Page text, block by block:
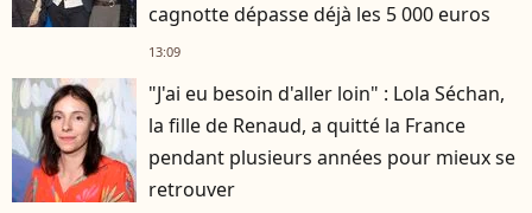
cagnotte dépasse déjà les 5 000 euros
13:09
"J'ai eu besoin d'aller loin" : Lola Séchan,
la fille de Renaud, a quitté la France
pendant plusieurs années pour mieux se
retrouver